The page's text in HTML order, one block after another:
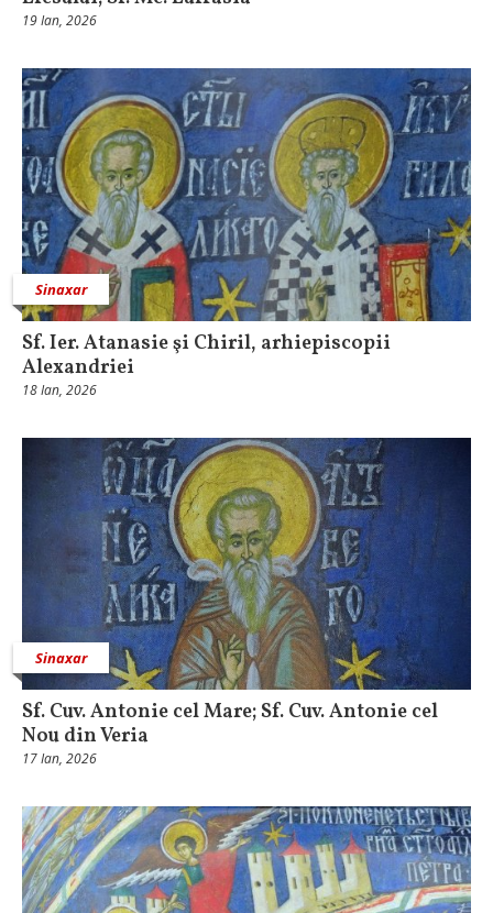
19 Ian, 2026
Sinaxar
Sf. Ier. Atanasie şi Chiril, arhiepiscopii
Alexandriei
18 Ian, 2026
Sinaxar
Sf. Cuv. Antonie cel Mare; Sf. Cuv. Antonie cel
Nou din Veria
17 Ian, 2026